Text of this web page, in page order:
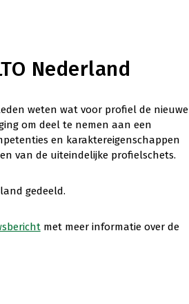
Nederland
weten wat voor profiel de nieuwe
om deel te nemen aan een
en karaktereigenschappen
van de uiteindelijke profielschets.
gedeeld.
met meer informatie over de